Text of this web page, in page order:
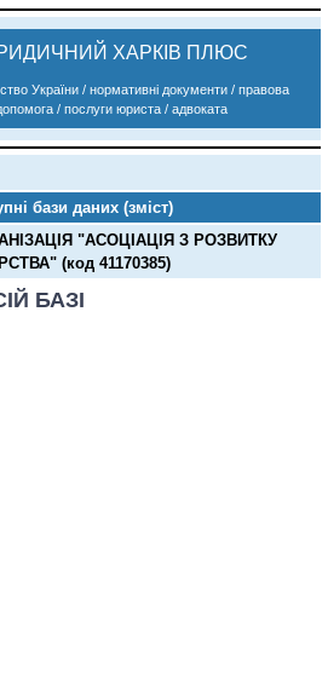
ХАРКІВ ПЛЮС
України / нормативні документи / правова
/ послуги юриста / адвоката
бази даних (зміст)
"АСОЦІАЦІЯ З РОЗВИТКУ
(код 41170385)
БАЗІ